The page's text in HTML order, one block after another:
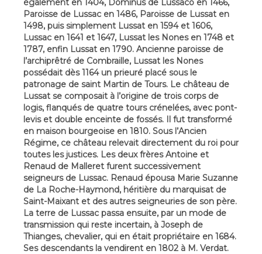
également en 1404, Dominus de Lussaco en 1466,
Paroisse de Lussac en 1486, Paroisse de Lussat en
1498, puis simplement Lussat en 1594 et 1606,
Lussac en 1641 et 1647, Lussat les Nones en 1748 et
1787, enfin Lussat en 1790. Ancienne paroisse de
l’archiprêtré de Combraille, Lussat les Nones
possédait dès 1164 un prieuré placé sous le
patronage de saint Martin de Tours. Le château de
Lussat se composait à l’origine de trois corps de
logis, flanqués de quatre tours crénelées, avec pont-
levis et double enceinte de fossés. Il fut transformé
en maison bourgeoise en 1810. Sous l’Ancien
Régime, ce château relevait directement du roi pour
toutes les justices. Les deux frères Antoine et
Renaud de Malleret furent successivement
seigneurs de Lussac. Renaud épousa Marie Suzanne
de La Roche-Haymond, héritière du marquisat de
Saint-Maixant et des autres seigneuries de son père.
La terre de Lussac passa ensuite, par un mode de
transmission qui reste incertain, à Joseph de
Thianges, chevalier, qui en était propriétaire en 1684.
Ses descendants la vendirent en 1802 à M. Verdat.